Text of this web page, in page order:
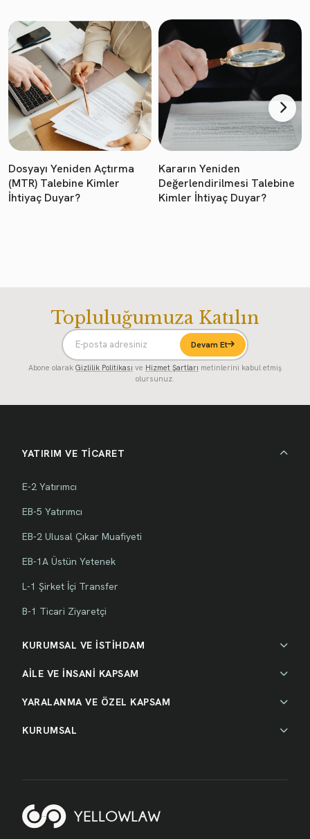
Dosyayı Yeniden Açtırma
(MTR) Talebine Kimler
İhtiyaç Duyar?
Kararın Yeniden
Değerlendirilmesi Talebine
Kimler İhtiyaç Duyar?
Topluluğumuza Katılın
Devam Et
Abone olarak Gizlilik Politikası ve Hizmet Şartları metinlerini kabul etmiş
olursunuz.
YATIRIM VE TİCARET
E-2 Yatırımcı
EB-5 Yatırımcı
EB-2 Ulusal Çıkar Muafiyeti
EB-1A Üstün Yetenek
L-1 Şirket İçi Transfer
B-1 Ticari Ziyaretçi
KURUMSAL VE İSTİHDAM
AİLE VE İNSANİ KAPSAM
YARALANMA VE ÖZEL KAPSAM
KURUMSAL